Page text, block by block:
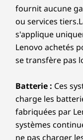
Clavier
Course de la
Rétroéclairée
Luna Grey
Les spécifications
disponibilité.
s'applique
Lenovo achetés
se transfère pas
Batterie : Ces
charge les
fabriquées par
systèmes
ne pas charger
responsabilité